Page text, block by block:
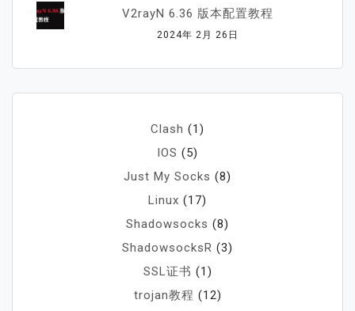
V2rayN 6.36 版本配置教程
2024年 2月 26日
Clash (1)
IOS (5)
Just My Socks (8)
Linux (17)
Shadowsocks (8)
ShadowsocksR (3)
SSL证书 (1)
trojan教程 (12)